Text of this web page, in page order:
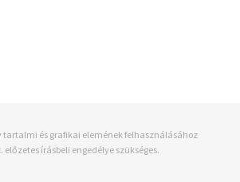
és grafikai elemének felhasználásához
előzetes írásbeli engedélye szükséges.